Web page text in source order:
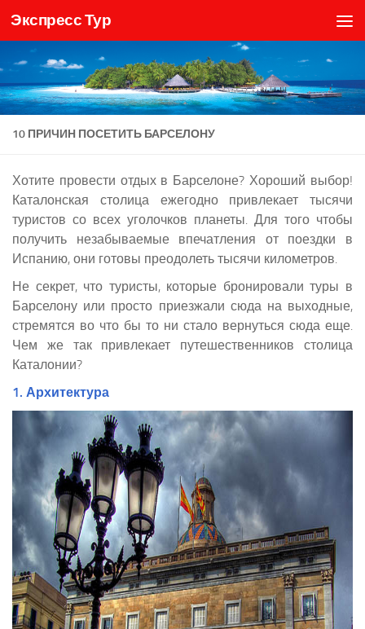
Skip to content
Экспресс Тур
10 ПРИЧИН ПОСЕТИТЬ БАРСЕЛОНУ
Хотите провести отдых в Барселоне? Хороший выбор!
Каталонская столица ежегодно привлекает тысячи
туристов со всех уголочков планеты. Для того чтобы
получить незабываемые впечатления от поездки в
Испанию, они готовы преодолеть тысячи километров.
Не секрет, что туристы, которые бронировали туры в
Барселону или просто приезжали сюда на выходные,
стремятся во что бы то ни стало вернуться сюда еще.
Чем же так привлекает путешественников столица
Каталонии?
1. Архитектура